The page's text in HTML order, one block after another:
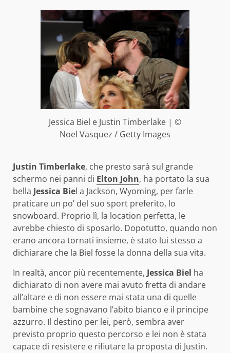
Jessica Biel e Justin Timberlake | ©
Noel Vasquez / Getty Images
Justin Timberlake, che presto sarà sul grande
schermo nei panni di Elton John, ha portato la sua
bella Jessica Biel a Jackson, Wyoming, per farle
praticare un po’ del suo sport preferito, lo
snowboard. Proprio lì, la location perfetta, le
avrebbe chiesto di sposarlo. Dopotutto, quando non
erano ancora tornati insieme, è stato lui stesso a
dichiarare che la Biel fosse la donna della sua vita.
In realtà, ancor più recentemente, Jessica Biel ha
dichiarato di non avere mai avuto fretta di andare
all’altare e di non essere mai stata una di quelle
bambine che sognavano l’abito bianco e il principe
azzurro. Il destino per lei, però, sembra aver
previsto proprio questo percorso e lei non è stata
capace di resistere e rifiutare la proposta di Justin.